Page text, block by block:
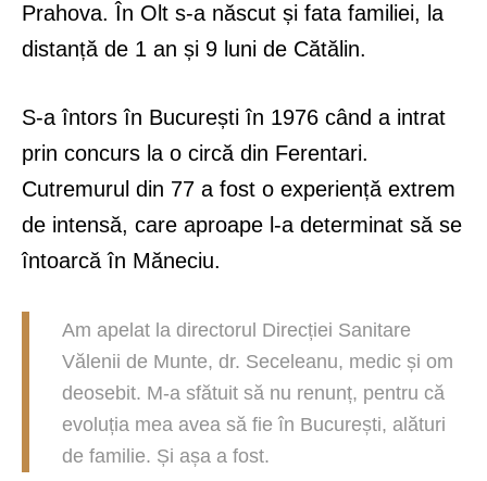
Prahova. În Olt s-a născut și fata familiei, la
distanță de 1 an și 9 luni de Cătălin.
S-a întors în București în 1976 când a intrat
prin concurs la o circă din Ferentari.
Cutremurul din 77 a fost o experiență extrem
de intensă, care aproape l-a determinat să se
întoarcă în Măneciu.
Am apelat la directorul Direcției Sanitare
Vălenii de Munte, dr. Seceleanu, medic și om
deosebit. M-a sfătuit să nu renunț, pentru că
evoluția mea avea să fie în București, alături
de familie. Și așa a fost.